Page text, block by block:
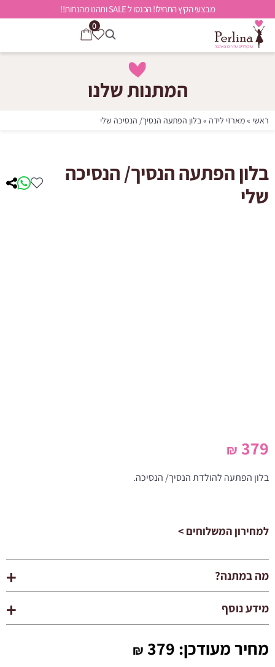
מבצעי הקיץ התחילו! הכנסו ל SALE ותהנו מהנחות!!
0
המתנות שלנו
ראשי »מארזי לידה »בלון הפתעה הנסיך/ הנסיכה שלי
בלון הפתעה הנסיך/ הנסיכה
שלי
379
₪
בלון הפתעה להולדת הנסיך/ הנסיכה.
למחירון המשלוחים >
מה במתנה?
מידע נוסף
מחיר מעודכן: 379
₪